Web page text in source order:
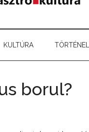
KULTÚRA
borul?